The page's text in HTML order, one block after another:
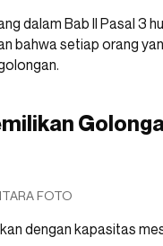
dalam Bab II Pasal 3
bahwa setiap orang
FOTO
dengan kapasitas